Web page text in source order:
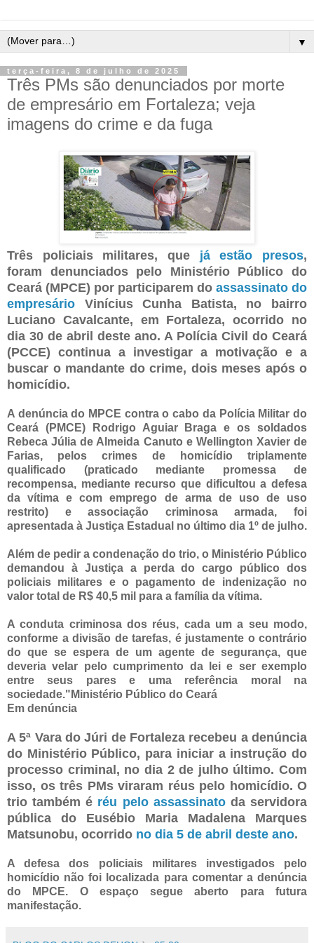
▼
terça-feira, 8 de julho de 2025
Três PMs são denunciados por morte
de empresário em Fortaleza; veja
imagens do crime e da fuga
Três policiais militares, que já estão presos,
foram denunciados pelo Ministério Público do
Ceará (MPCE) por participarem do assassinato do
empresário Vinícius Cunha Batista, no bairro
Luciano Cavalcante, em Fortaleza, ocorrido no
dia 30 de abril deste ano. A Polícia Civil do Ceará
(PCCE) continua a investigar a motivação e a
buscar o mandante do crime, dois meses após o
homicídio.
A denúncia do MPCE contra o cabo da Polícia Militar do
Ceará (PMCE) Rodrigo Aguiar Braga e os soldados
Rebeca Júlia de Almeida Canuto e Wellington Xavier de
Farias, pelos crimes de homicídio triplamente
qualificado (praticado mediante promessa de
recompensa, mediante recurso que dificultou a defesa
da vítima e com emprego de arma de uso de uso
restrito) e associação criminosa armada, foi
apresentada à Justiça Estadual no último dia 1º de julho.
Além de pedir a condenação do trio, o Ministério Público
demandou à Justiça a perda do cargo público dos
policiais militares e o pagamento de indenização no
valor total de R$ 40,5 mil para a família da vítima.
A conduta criminosa dos réus, cada um a seu modo,
conforme a divisão de tarefas, é justamente o contrário
do que se espera de um agente de segurança, que
deveria velar pelo cumprimento da lei e ser exemplo
entre seus pares e uma referência moral na
sociedade."Ministério Público do Ceará
Em denúncia
A 5ª Vara do Júri de Fortaleza recebeu a denúncia
do Ministério Público, para iniciar a instrução do
processo criminal, no dia 2 de julho último. Com
isso, os três PMs viraram réus pelo homicídio. O
trio também é réu pelo assassinatoda servidora
pública do Eusébio Maria Madalena Marques
Matsunobu, ocorrido no dia 5 de abril deste ano.
A defesa dos policiais militares investigados pelo
homicídio não foi localizada para comentar a denúncia
do MPCE. O espaço segue aberto para futura
manifestação.